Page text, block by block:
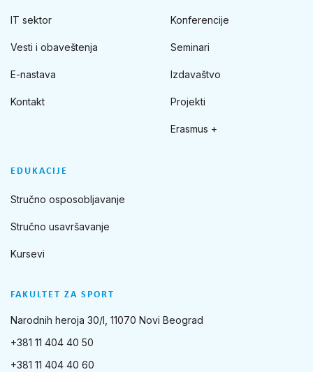
FAKULTET ZA SPORT
Narodnih heroja 30/I, 11070 Novi Beograd
+381 11 404 40 50
+381 11 404 40 60
IT sektor
Vesti i obaveštenja
E-nastava
Kontakt
Konferencije
Seminari
Izdavaštvo
Projekti
Erasmus +
EDUKACIJE
Stručno osposobljavanje
Stručno usavršavanje
Kursevi